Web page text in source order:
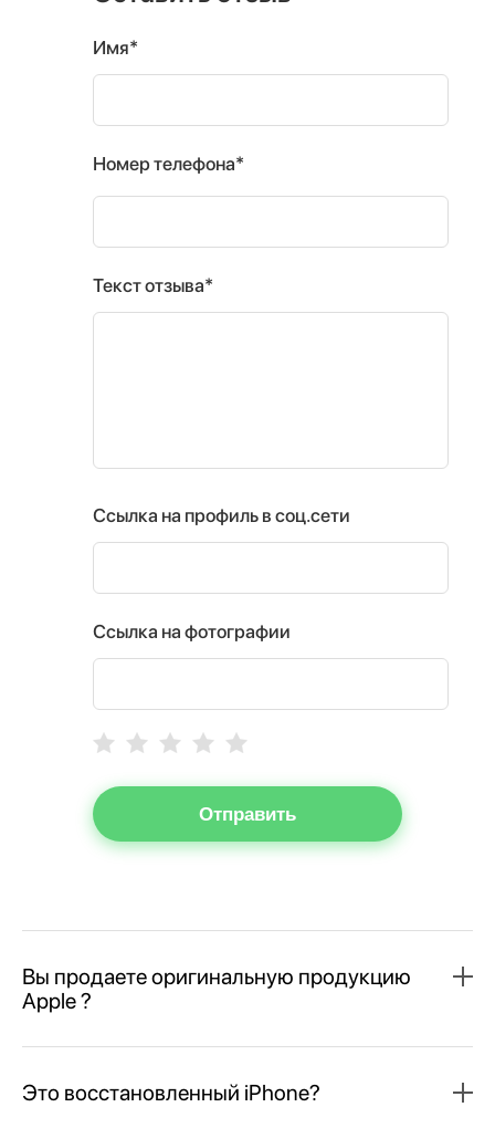
Имя*
Номер телефона*
Текст отзыва*
Ссылка на профиль в соц.сети
Ссылка на фотографии
Отправить
Вы продаете оригинальную продукцию
Apple ?
Это восстановленный iPhone?